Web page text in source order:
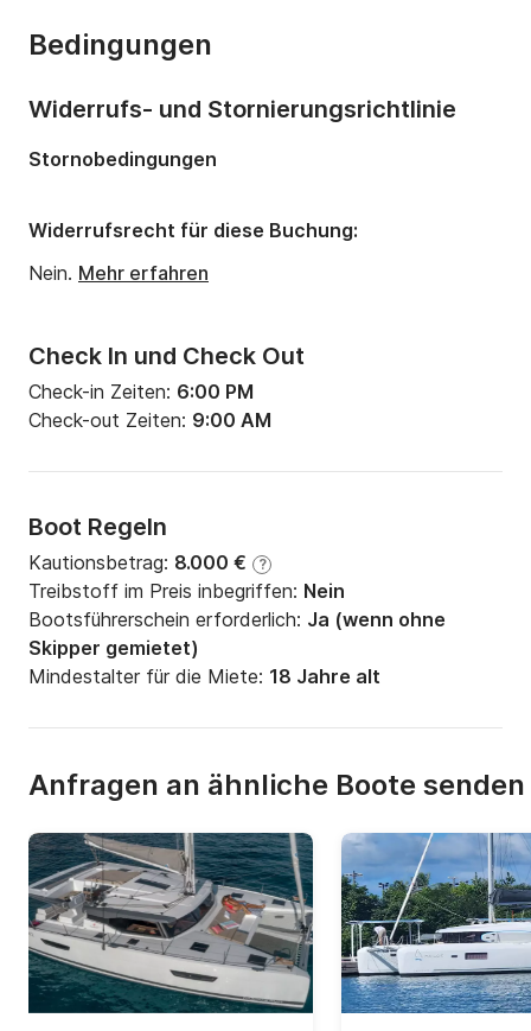
Anzahl Badezimmer:
Bedingungen
Check In und Check Out
Check-in Zeiten: 6:00 PM
Check-out Zeiten: 9:00 AM
Boot Regeln
Kautionsbetrag: 8.000 € ?
Treibstoff im Preis inbegriffen: Nein
Bootsführerschein erforderlich: Ja (wenn ohne
Skipper gemietet)
Mindestalter für die Miete: 18 Jahre alt
Widerrufs- und Stornierungsrichtlinie
Stornobedingungen
Widerrufsrecht für diese Buchung:
Nein. Mehr erfahren
Anfragen an ähnliche Boote senden